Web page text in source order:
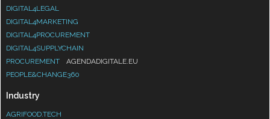
DIGITAL4LEGAL
DIGITAL4MARKETING
DIGITAL4PROCUREMENT
DIGITAL4SUPPLYCHAIN
PROCUREMENT
AGENDADIGITALE.EU
PEOPLE&CHANGE360
Industry
AGRIFOOD.TECH